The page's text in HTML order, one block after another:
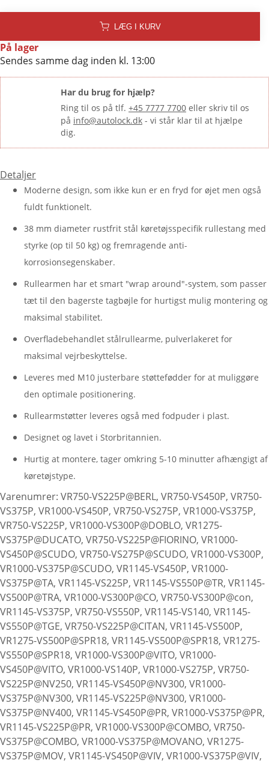
LÆG I KURV
På lager
Sendes samme dag inden kl. 13:00
Har du brug for hjælp?
Ring til os på tlf. +45 7777 7700 eller skriv til os
på info@autolock.dk - vi står klar til at hjælpe
dig.
Detaljer
Moderne design, som ikke kun er en fryd for øjet men også
fuldt funktionelt.
38 mm diameter rustfrit stål køretøjsspecifik rullestang med
styrke (op til 50 kg) og fremragende anti-
korrosionsegenskaber.
Rullearmen har et smart "wrap around"-system, som passer
tæt til den bagerste tagbøjle for hurtigst mulig montering og
maksimal stabilitet.
Overfladebehandlet stålrullearme, pulverlakeret for
maksimal vejrbeskyttelse.
Leveres med M10 justerbare støttefødder for at muliggøre
den optimale positionering.
Rullearmstøtter leveres også med fodpuder i plast.
Designet og lavet i Storbritannien.
Hurtig at montere, tager omkring 5-10 minutter afhængigt af
køretøjstype.
Varenumrer: VR750-VS225P@BERL, VR750-VS450P, VR750-
VS375P, VR1000-VS450P, VR750-VS275P, VR1000-VS375P,
VR750-VS225P, VR1000-VS300P@DOBLO, VR1275-
VS375P@DUCATO, VR750-VS225P@FIORINO, VR1000-
VS450P@SCUDO, VR750-VS275P@SCUDO, VR1000-VS300P,
VR1000-VS375P@SCUDO, VR1145-VS450P, VR1000-
VS375P@TA, VR1145-VS225P, VR1145-VS550P@TR, VR1145-
VS500P@TRA, VR1000-VS300P@CO, VR750-VS300P@con,
VR1145-VS375P, VR750-VS550P, VR1145-VS140, VR1145-
VS550P@TGE, VR750-VS225P@CITAN, VR1145-VS500P,
VR1275-VS500P@SPR18, VR1145-VS500P@SPR18, VR1275-
VS550P@SPR18, VR1000-VS300P@VITO, VR1000-
VS450P@VITO, VR1000-VS140P, VR1000-VS275P, VR750-
VS225P@NV250, VR1145-VS450P@NV300, VR1000-
VS375P@NV300, VR1145-VS225P@NV300, VR1000-
VS375P@NV400, VR1145-VS450P@PR, VR1000-VS375P@PR,
VR1145-VS225P@PR, VR1000-VS300P@COMBO, VR750-
VS375P@COMBO, VR1000-VS375P@MOVANO, VR1275-
VS375P@MOV, VR1145-VS450P@VIV, VR1000-VS375P@VIV,